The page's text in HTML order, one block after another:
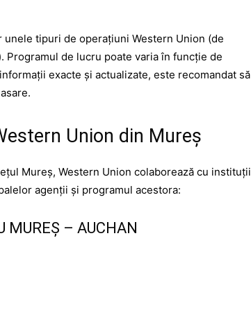
tipuri de operațiuni Western Union (de
de lucru poate varia în funcție de
exacte și actualizate, este recomandat să
Union din Mureș
Mureș, Western Union colaborează cu instituții
agenții și programul acestora:
MUREȘ – AUCHAN